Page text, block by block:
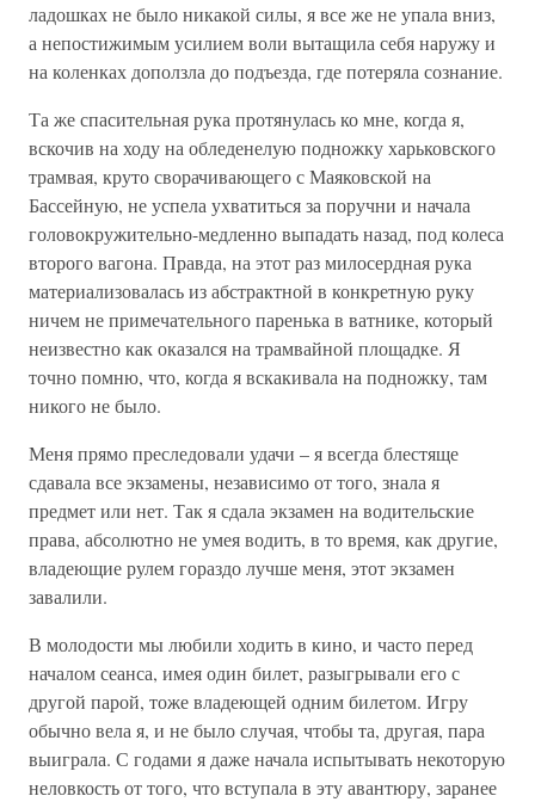
ладошках не было никакой силы, я все же не упала вниз,
а непостижимым усилием воли вытащила себя наружу и
на коленках доползла до подъезда, где потеряла сознание.
Та же спасительная рука протянулась ко мне, когда я,
вскочив на ходу на обледенелую подножку харьковского
трамвая, круто сворачивающего с Маяковской на
Бассейную, не успела ухватиться за поручни и начала
головокружительно-медленно выпадать назад, под колеса
второго вагона. Правда, на этот раз милосердная рука
материализовалась из абстрактной в конкретную руку
ничем не примечательного паренька в ватнике, который
неизвестно как оказался на трамвайной площадке. Я
точно помню, что, когда я вскакивала на подножку, там
никого не было.
Меня прямо преследовали удачи – я всегда блестяще
сдавала все экзамены, независимо от того, знала я
предмет или нет. Так я сдала экзамен на водительские
права, абсолютно не умея водить, в то время, как другие,
владеющие рулем гораздо лучше меня, этот экзамен
завалили.
В молодости мы любили ходить в кино, и часто перед
началом сеанса, имея один билет, разыгрывали его с
другой парой, тоже владеющей одним билетом. Игру
обычно вела я, и не было случая, чтобы та, другая, пара
выиграла. С годами я даже начала испытывать некоторую
неловкость от того, что вступала в эту авантюру, заранее